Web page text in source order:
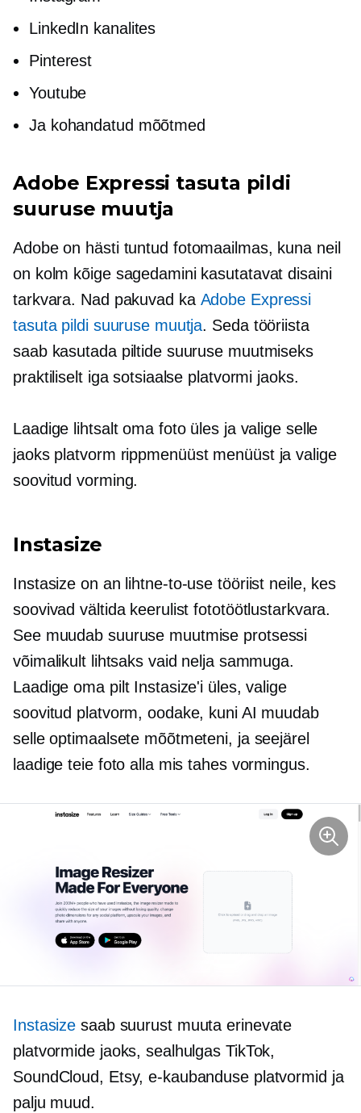
LinkedIn kanalites
Pinterest
Youtube
Ja kohandatud mõõtmed
Adobe Expressi tasuta pildi
suuruse muutja
Adobe on hästi tuntud fotomaailmas, kuna neil
on kolm kõige sagedamini kasutatavat disaini
tarkvara. Nad pakuvad ka Adobe Expressi
tasuta pildi suuruse muutja. Seda tööriista
saab kasutada piltide suuruse muutmiseks
praktiliselt iga sotsiaalse platvormi jaoks.
Laadige lihtsalt oma foto üles ja valige selle
jaoks platvorm rippmenüüstmenüüst ja valige
soovitud vorming.
Instasize
Instasize on an lihtne-to-use tööriist neile, kes
soovivad vältida keerulist fototöötlustarkvara.
See muudab suuruse muutmise protsessi
võimalikult lihtsaks vaid nelja sammuga.
Laadige oma pilt Instasize'i üles, valige
soovitud platvorm, oodake, kuni AI muudab
selle optimaalsete mõõtmeteni, ja seejärel
laadige teie foto alla mis tahes vormingus.
Instasize saab suurust muuta erinevate
platvormide jaoks, sealhulgas TikTok,
SoundCloud, Etsy, e-kaubanduse platvormid ja
palju muud.